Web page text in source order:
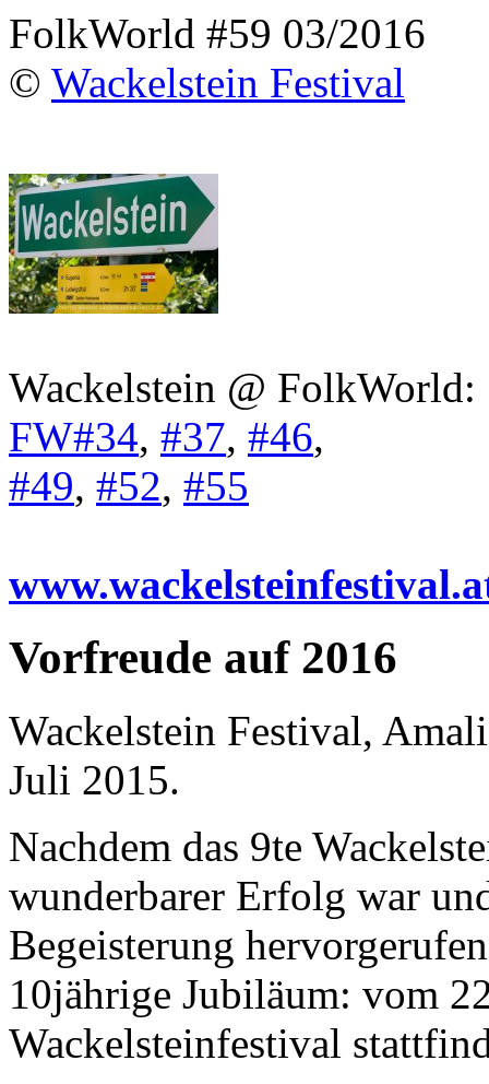
FolkWorld #59 03/2016
© Wackelstein Festival
Wackelstein @ FolkWorld:
FW#34, #37, #46,
#49, #52, #55
Vorfreude auf 2016
Wackelstein Festival,
Juli 2015.
Nachdem das 9te
wunderbarer Erfolg war
Begeisterung
10jährige Jubiläum: vom
Wackelsteinfestival